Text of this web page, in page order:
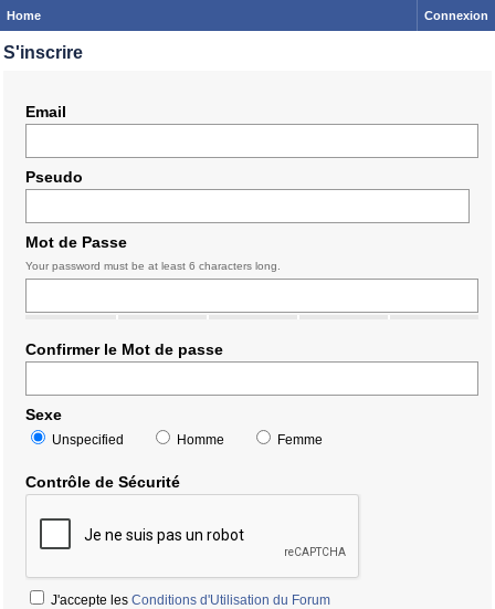
Home Connexion
S'inscrire
Email
Pseudo
Mot de Passe
Your password must be at least 6 characters long.
Confirmer le Mot de passe
Sexe
Unspecified Homme Femme
Contrôle de Sécurité
J'accepte les Conditions d'Utilisation du Forum